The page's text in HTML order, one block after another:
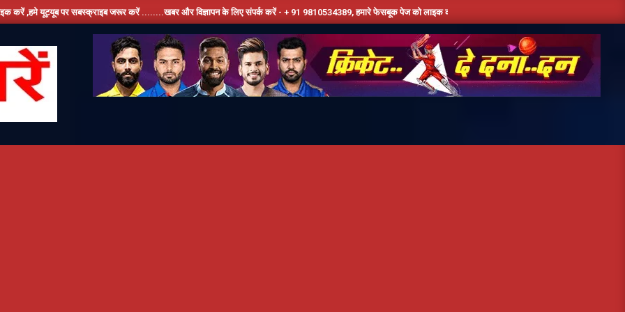
पर सबस्क्राइब जरूर करें ........खबर और विज्ञापन के लिए संपर्क करें - + 91 9810534389, हमारे फेसबूक पेज को लाइक करें ,हमे यूट्यूब पर सबस्क्राइब जरूर करें,दिन भर की तमाम छोटी बड़ी